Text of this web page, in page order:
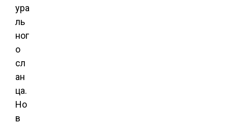
ура
ль
ног
о
сл
ан
ца.
Но
в